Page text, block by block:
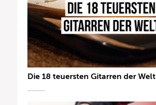
Die 18 teuersten Gitarren der Welt